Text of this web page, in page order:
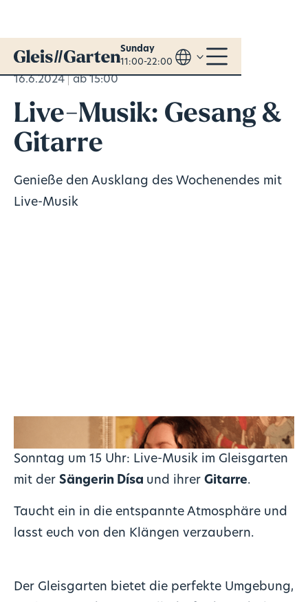
Sunday
11:00-22:00
16.6.2024 ab 15:00
Live-Musik: Gesang &
Gitarre
Genieße den Ausklang des Wochenendes mit
Live-Musik
Sonntag um 15 Uhr: Live-Musik im Gleisgarten
mit der Sängerin Dísa und ihrer Gitarre.
Taucht ein in die entspannte Atmosphäre und
lasst euch von den Klängen verzaubern.
Der Gleisgarten bietet die perfekte Umgebung,